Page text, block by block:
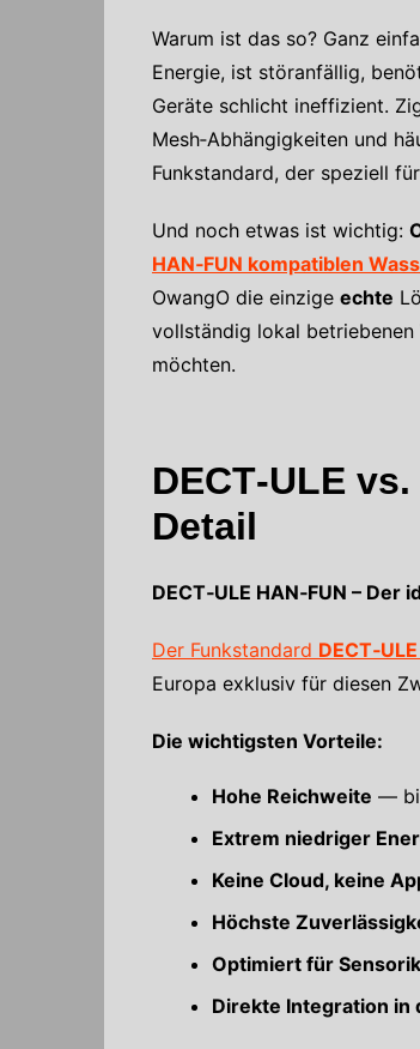
Warum ist das so? Ganz
Energie, ist störanfällig,
Geräte schlicht ineffizient.
Mesh‑Abhängigkeiten und
Funkstandard, der speziell
Und noch etwas ist wichtig:
HAN‑FUN kompatiblen
OwangO die einzige echte
vollständig lokal betriebenen
möchten.
DECT‑ULE
Detail
DECT‑ULE HAN‑FUN –
Der Funkstandard DECT‑ULE
Europa exklusiv für diesen
Die wichtigsten Vorteile:
Hohe Reichweite —
Extrem niedriger
Keine Cloud, keine
Höchste
Optimiert für Sensorik
Direkte Integration in